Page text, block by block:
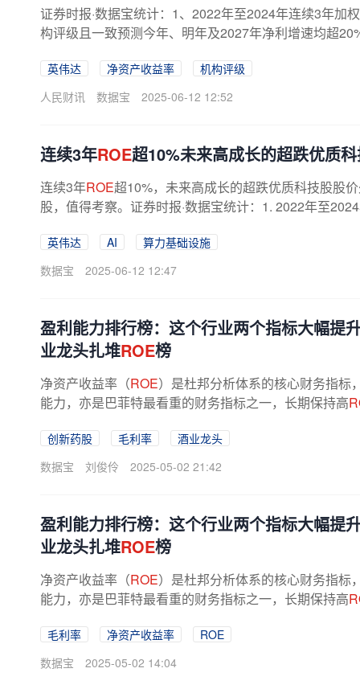
证券时报·数据宝统计：1、2022年至2024年连续3年加
构评级且一致预测今年、明年及2027年净利增速均超
英伟达 净资产收益率
机构评级
人民财讯
数据宝 2025-06-12 12:52
连续3年ROE超10%未来高成长的超跌优质
连续3年ROE超10%，未来高成长的超跌优质科技股股
股，值得考察。证券时报·数据宝统计：1. 2022年至
英伟达 AI
算力基础设施
数据宝
2025-06-12 12:47
盈利能力排行榜：这个行业两个指标大幅提
业龙头扎堆ROE榜
净资产收益率（ROE）是杜邦分析体系的核心财务指标
能力，亦是巴菲特最看重的财务指标之一，长期保持高
创新药股 毛利率
酒业龙头
数据宝
刘俊伶 2025-05-02 21:42
盈利能力排行榜：这个行业两个指标大幅提
业龙头扎堆ROE榜
净资产收益率（ROE）是杜邦分析体系的核心财务指标
能力，亦是巴菲特最看重的财务指标之一，长期保持高
毛利率 净资产收益率
ROE
数据宝
2025-05-02 14:04